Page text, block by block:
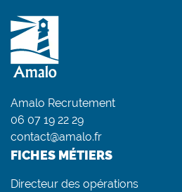
Amalo Recrutement
06 07 19 22 29
contact@amalo.fr
FICHES MÉTIERS
Directeur des opérations